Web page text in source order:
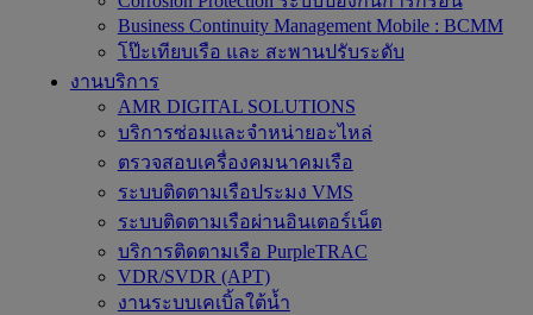
Business Continuity Management Mobile : BCMM
โป๊ะเทียบเรือ และ สะพานปรับระดับ
งานบริการ
AMR DIGITAL SOLUTIONS
บริการซ่อมและจำหน่ายอะไหล่
ตรวจสอบเครื่องคมนาคมเรือ
ระบบติดตามเรือประมง VMS
ระบบติดตามเรือผ่านอินเตอร์เน็ต
บริการติดตามเรือ PurpleTRAC
VDR/SVDR (APT)
งานระบบเคเบิ้ลใต้น้ำ